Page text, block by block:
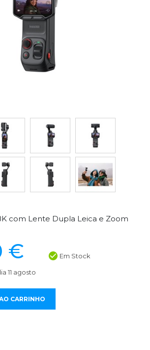
com Lente Dupla Leica e Zoom
€ Em Stock
11 agosto
CARRINHO